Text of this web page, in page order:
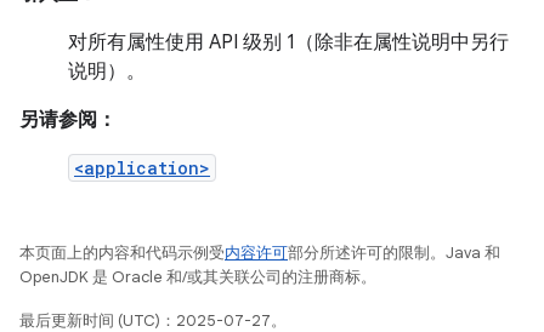
对所有属性使用 API 级别 1（除非在属性说明中另行
说明）。
另请参阅：
<application>
本页面上的内容和代码示例受内容许可部分所述许可的限制。Java 和
OpenJDK 是 Oracle 和/或其关联公司的注册商标。
最后更新时间 (UTC)：2025-07-27。